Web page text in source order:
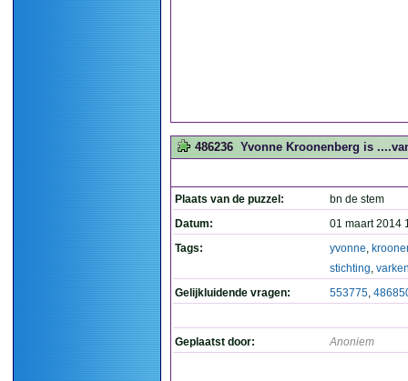
486236 Yvonne Kroonenberg is
Plaats van de puzzel:
bn de stem
Datum:
01 maart 2014
Tags:
yvonne,
stichting,
Gelijkluidende vragen:
553775,
Geplaatst door: Anoniem